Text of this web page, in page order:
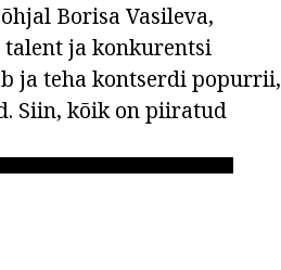
Borisa Vasileva,
talent ja konkurentsi
ja teha kontserdi popurrii,
Siin, kõik on piiratud